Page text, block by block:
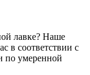
лавке? Наше
в соответствии с
по умеренной